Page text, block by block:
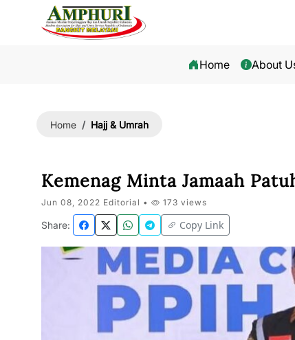
Home About
Home Hajj & Umrah
Kemenag Minta Jamaah
Jun 08, 2022 Editorial • 173 views
Share: Copy Link